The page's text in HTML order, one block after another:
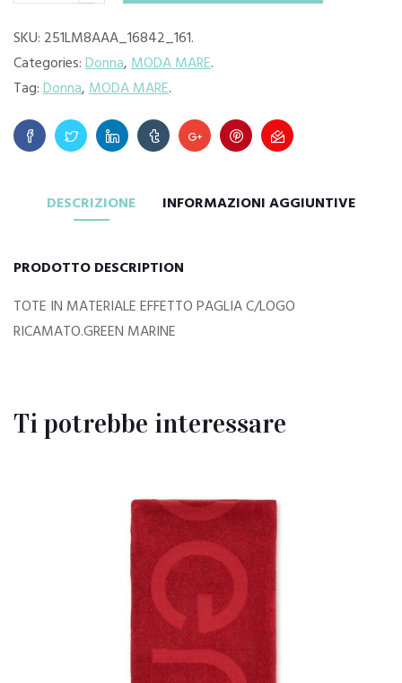
SKU: 251LM8AAA_16842_161.
Categories:Donna,MODA MARE.
Tag:Donna,MODA MARE.
DESCRIZIONE INFORMAZIONI AGGIUNTIVE
PRODOTTO DESCRIPTION
TOTE IN MATERIALE EFFETTO PAGLIA C/LOGO
RICAMATO.GREEN MARINE
Ti potrebbe interessare